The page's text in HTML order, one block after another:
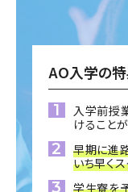
AO入学の
入学前授
けること
早期に進
いち早く
学生寮を